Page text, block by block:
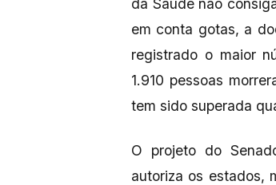
em conta gotas, a
registrado o maior
1.910 pessoas
tem sido superada
O projeto do
autoriza os estados,